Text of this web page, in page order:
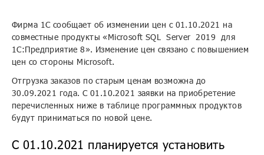
Фирма 1С сообщает об изменении цен с 01.10.2021 на
совместные продукты «Microsoft SQL Server 2019 для
1С:Предприятие 8». Изменение цен связано с повышением
цен со стороны Microsoft.
Отгрузка заказов по старым ценам возможна до
30.09.2021 года. С 01.10.2021 заявки на приобретение
перечисленных ниже в таблице программных продуктов
будут приниматься по новой цене.
С 01.10.2021 планируется установить